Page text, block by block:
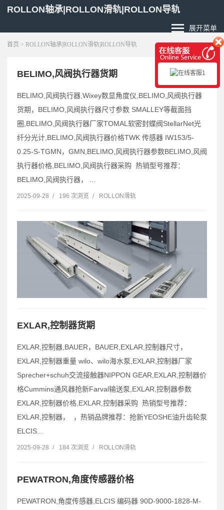
ROLLON轴承|ROLLON滑轨|ROLLON导轨
展开菜单
首页 > ROLLON轴承|ROLLON滑轨|ROLLON导轨
BELIMO,风阀执行器货期
BELIMO,风阀执行器,Wixey数显角度仪,BELIMO,风阀执行器
货期，BELIMO,风阀执行器尺寸参数 SMALLEY等截面挡
圈,BELIMO,风阀执行器厂家TOMAL软密封蝶阀StellarNet光
纤分光计,BELIMO,风阀执行器价格TWK 传感器 IW153/5-
0.25-S-TGMN，GMN,BELIMO,风阀执行器参数BELIMO,风阀
执行器价格,BELIMO,风阀执行器采购 热销型号推荐：
BELIMO,风阀执行器， ...
2025-09-28 / 196 次浏览 / ROLLON滑轨
EXLAR,控制器货期
EXLAR,控制器,BAUER，BAUER,EXLAR,控制器尺寸，
EXLAR,控制器重量 wilo、wilo海水泵,EXLAR,控制器厂家
Sprecher+schuh交流接触器NIPPON GEAR,EXLAR,控制器价
格Cummins通风器抢新Farval输送泵,EXLAR,控制器参数
EXLAR,控制器价格,EXLAR,控制器采购 热销型号推荐：
EXLAR,控制器， ，热销品牌推荐：抢新YEOSHE油升齿轮泵
ELCIS...
2025-09-28 / 184 次浏览 / ROLLON滑轨
PEWATRON,角度传感器价格
PEWATRON,角度传感器,ELCIS 编码器 90D-9000-1828-M-